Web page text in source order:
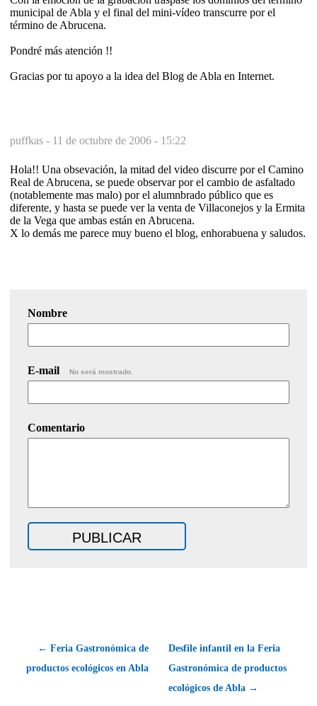
municipal de Abla y el final del mini-vídeo transcurre por el
término de Abrucena.
Pondré más atención !!
Gracias por tu apoyo a la idea del Blog de Abla en Internet.
puffkas - 11 de octubre de 2006 - 15:22
Hola!! Una obsevación, la mitad del video discurre por el Camino
Real de Abrucena, se puede observar por el cambio de asfaltado
(notablemente mas malo) por el alumnbrado público que es
diferente, y hasta se puede ver la venta de Villaconejos y la Ermita
de la Vega que ambas están en Abrucena.
X lo demás me parece muy bueno el blog, enhorabuena y saludos.
Nombre
E-mail No será mostrado.
Comentario
← Feria Gastronómica de
productos ecológicos en Abla
Desfile infantil en la Feria
Gastronómica de productos
ecológicos de Abla →